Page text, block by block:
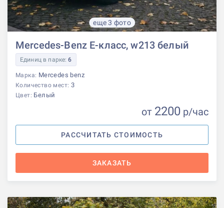
еще 3 фото
Mercedes-Benz E-класс, w213 белый
Единиц в парке:6
Марка: Mercedes benz
Количество мест: 3
Цвет: Белый
от 2200 р/час
РАССЧИТАТЬ СТОИМОСТЬ
ЗАКАЗАТЬ